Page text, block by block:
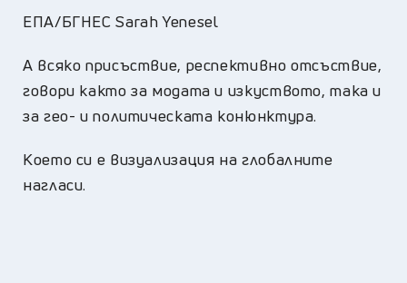
ЕПА/БГНЕС Sarah Yenesel
А всяко присъствие, респективно отсъствие,
говори както за модата и изкуството, така и
за гео- и политическата конюнктура.
Което си е визуализация на глобалните
нагласи.